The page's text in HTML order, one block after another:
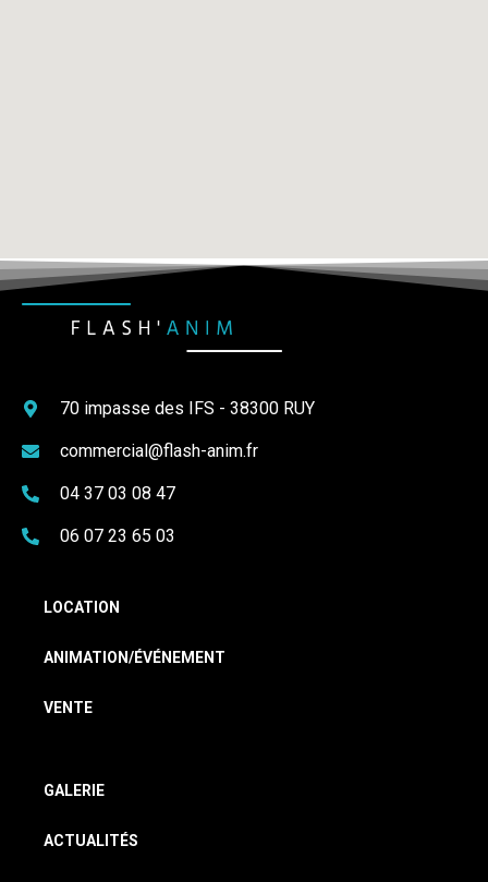
70 impasse des IFS - 38300 RUY
commercial@flash-anim.fr
04 37 03 08 47
06 07 23 65 03
LOCATION
ANIMATION/ÉVÉNEMENT
VENTE
GALERIE
ACTUALITÉS